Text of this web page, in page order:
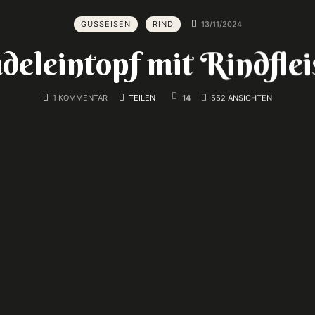
GUSSEISEN RIND 13/11/2024
mit
1 KOMMENTAR TEILEN 14 552 ANSICHTEN